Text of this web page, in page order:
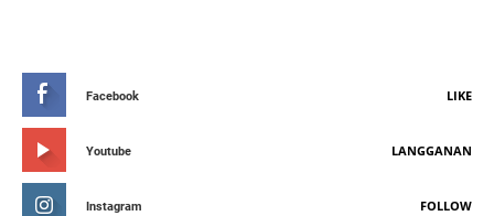
Facebook LIKE
Youtube LANGGANAN
Instagram FOLLOW